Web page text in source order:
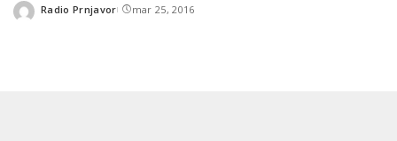
Posted
Radio Prnjavor mar 25, 2016